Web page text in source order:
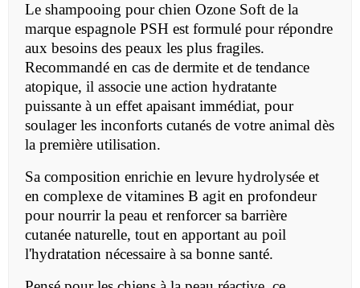
Le shampooing pour chien Ozone Soft de la
marque espagnole PSH est formulé pour répondre
aux besoins des peaux les plus fragiles.
Recommandé en cas de dermite et de tendance
atopique, il associe une action hydratante
puissante à un effet apaisant immédiat, pour
soulager les inconforts cutanés de votre animal dès
la première utilisation.
Sa composition enrichie en levure hydrolysée et
en complexe de vitamines B agit en profondeur
pour nourrir la peau et renforcer sa barrière
cutanée naturelle, tout en apportant au poil
l'hydratation nécessaire à sa bonne santé.